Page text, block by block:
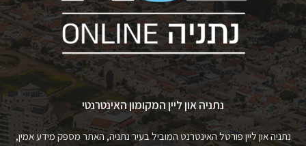
נתניה און ליין המקומון האינטרנטי
נתניה און ליין פורטל האינטרנט המוביל בעיר נתניה, האתר מספק מידע אמין,